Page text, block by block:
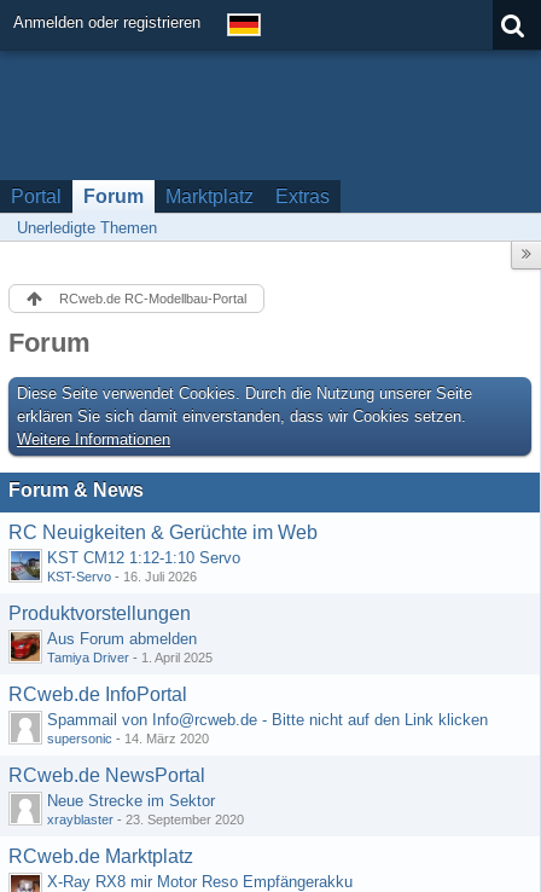
Anmelden oder registrieren
Portal Forum Marktplatz Extras
Unerledigte Themen
RCweb.de RC-Modellbau-Portal
Forum
Diese Seite verwendet Cookies. Durch die Nutzung unserer Seite
erklären Sie sich damit einverstanden, dass wir Cookies setzen.
Weitere Informationen
Forum & News
RC Neuigkeiten & Gerüchte im Web
KST CM12 1:12-1:10 Servo
KST-Servo - 16. Juli 2026
Produktvorstellungen
Aus Forum abmelden
Tamiya Driver - 1. April 2025
RCweb.de InfoPortal
Spammail von Info@rcweb.de - Bitte nicht auf den Link klicken
supersonic - 14. März 2020
RCweb.de NewsPortal
Neue Strecke im Sektor
xrayblaster - 23. September 2020
RCweb.de Marktplatz
X-Ray RX8 mir Motor Reso Empfängerakku